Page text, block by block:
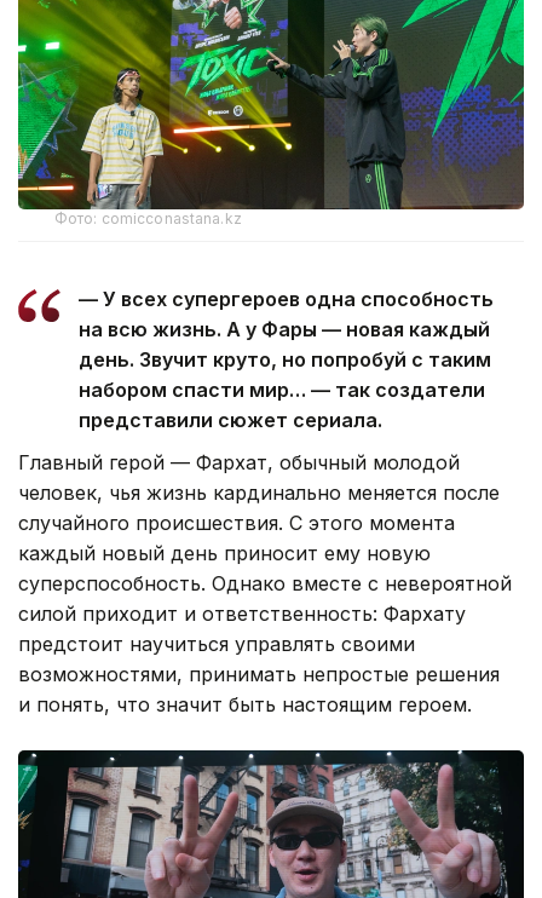
Фото: comicconastana.kz
— У всех супергероев одна способность
на всю жизнь. А у Фары — новая каждый
день. Звучит круто, но попробуй с таким
набором спасти мир… — так создатели
представили сюжет сериала.
Главный герой — Фархат, обычный молодой
человек, чья жизнь кардинально меняется после
случайного происшествия. С этого момента
каждый новый день приносит ему новую
суперспособность. Однако вместе с невероятной
силой приходит и ответственность: Фархату
предстоит научиться управлять своими
возможностями, принимать непростые решения
и понять, что значит быть настоящим героем.